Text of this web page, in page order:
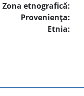
Zona etnografică:
Provenienţa:
Etnia: